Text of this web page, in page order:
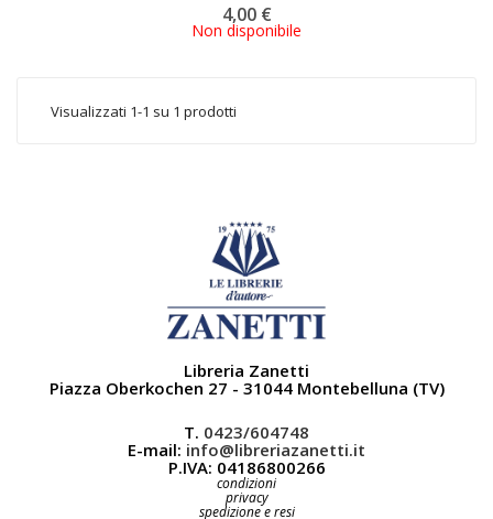
4,00 €
Non disponibile
Visualizzati 1-1 su 1 prodotti
Libreria Zanetti
Piazza Oberkochen 27 - 31044 Montebelluna (TV)
T. 0423/604748
E-mail: info@libreriazanetti.it
P.IVA: 04186800266
condizioni
privacy
spedizione e resi